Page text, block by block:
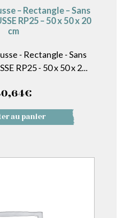
– Rectangle – Sans
RP25 – 50 x 50 x 20
cm
- Rectangle - Sans
RP25 - 50 x 50 x 2...
€
au panier